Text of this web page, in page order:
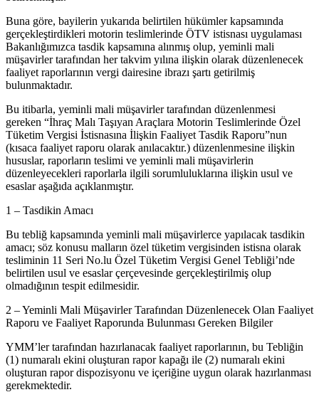
Buna göre, bayilerin yukarıda belirtilen hükümler kapsamında
gerçekleştirdikleri motorin teslimlerinde ÖTV istisnası uygulaması
Bakanlığımızca tasdik kapsamına alınmış olup, yeminli mali
müşavirler tarafından her takvim yılına ilişkin olarak düzenlenecek
faaliyet raporlarının vergi dairesine ibrazı şartı getirilmiş
bulunmaktadır.
Bu itibarla, yeminli mali müşavirler tarafından düzenlenmesi
gereken “İhraç Malı Taşıyan Araçlara Motorin Teslimlerinde Özel
Tüketim Vergisi İstisnasına İlişkin Faaliyet Tasdik Raporu”nun
(kısaca faaliyet raporu olarak anılacaktır.) düzenlenmesine ilişkin
hususlar, raporların teslimi ve yeminli mali müşavirlerin
düzenleyecekleri raporlarla ilgili sorumluluklarına ilişkin usul ve
esaslar aşağıda açıklanmıştır.
1 – Tasdikin Amacı
Bu tebliğ kapsamında yeminli mali müşavirlerce yapılacak tasdikin
amacı; söz konusu malların özel tüketim vergisinden istisna olarak
tesliminin 11 Seri No.lu Özel Tüketim Vergisi Genel Tebliği’nde
belirtilen usul ve esaslar çerçevesinde gerçekleştirilmiş olup
olmadığının tespit edilmesidir.
2 – Yeminli Mali Müşavirler Tarafından Düzenlenecek Olan Faaliyet
Raporu ve Faaliyet Raporunda Bulunması Gereken Bilgiler
YMM’ler tarafından hazırlanacak faaliyet raporlarının, bu Tebliğin
(1) numaralı ekini oluşturan rapor kapağı ile (2) numaralı ekini
oluşturan rapor dispozisyonu ve içeriğine uygun olarak hazırlanması
gerekmektedir.